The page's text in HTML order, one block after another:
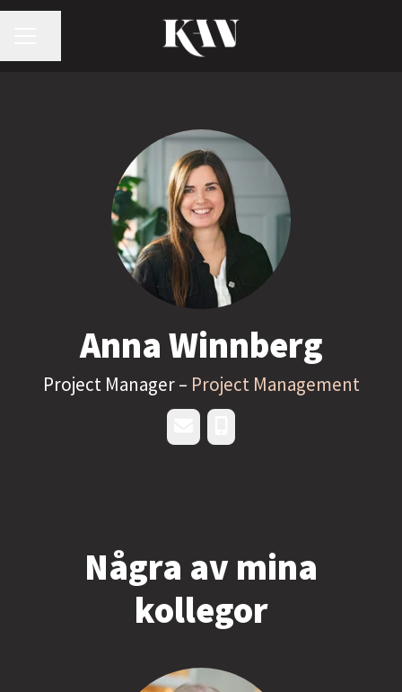
Anna Winnberg
Project Manager – Project Management
Några av mina
kollegor